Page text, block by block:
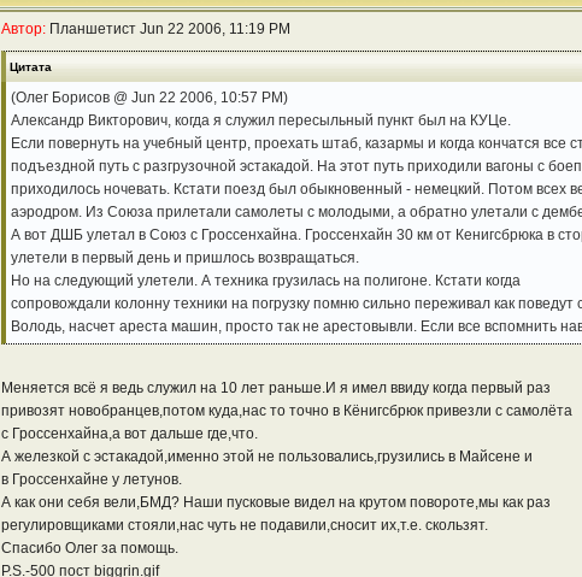
Автор:Планшетист Jun 22 2006, 11:19 PM
Цитата
(Олег Борисов @ Jun 22 2006, 10:57 PM)
Александр Викторович, когда я служил пересыльный пункт был на КУЦе.
Если повернуть на учебный центр, проехать штаб, казармы и когда кончатся
подъездной путь с разгрузочной эстакадой. На этот путь приходили вагоны с
приходилось ночевать. Кстати поезд был обыкновенный - немецкий. Потом
аэродром. Из Союза прилетали самолеты с молодыми, а обратно улетали с
А вот ДШБ улетал в Союз с Гроссенхайна. Гроссенхайн 30 км от Кенигсбрюка в
улетели в первый день и пришлось возвращаться.
Но на следующий улетели. А техника грузилась на полигоне. Кстати когда
сопровождали колонну техники на погрузку помню сильно переживал как
Володь, насчет ареста машин, просто так не арестовывли. Если все вспомнить
Меняется всё я ведь служил на 10 лет раньше.И я имел ввиду когда первый раз
привозят новобранцев,потом куда,нас то точно в Кёнигсбрюк привезли с самолёта
с Гроссенхайна,а вот дальше где,что.
А железкой с эстакадой,именно этой не пользовались,грузились в Майсене и
в Гроссенхайне у летунов.
А как они себя вели,БМД? Наши пусковые видел на крутом повороте,мы как раз
регулировщиками стояли,нас чуть не подавили,сносит их,т.е. скользят.
Спасибо Олег за помощь.
P.S.-500 пост biggrin.gif